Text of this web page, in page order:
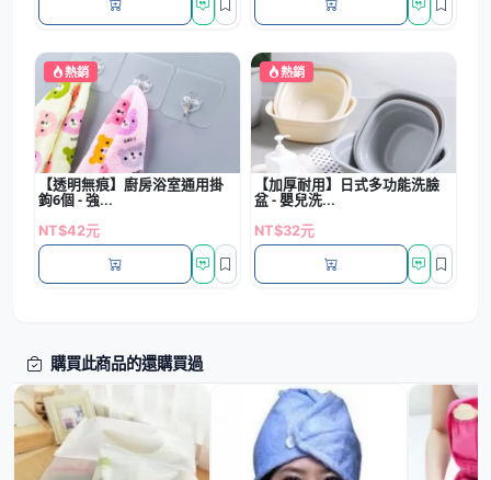
熱銷
【透明無痕】廚房浴室通用掛
鉤6個 - 強...
NT$42元
熱銷
【加厚耐用】日式多功能洗臉
盆 - 嬰兒洗...
NT$32元
購買此商品的還購買過